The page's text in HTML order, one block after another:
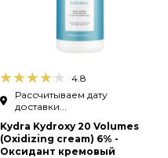
4.8
Рассчитываем дату
доставки...
Kydra Kydroxy 20 Volumes
(Oxidizing cream) 6% -
Оксидант кремовый